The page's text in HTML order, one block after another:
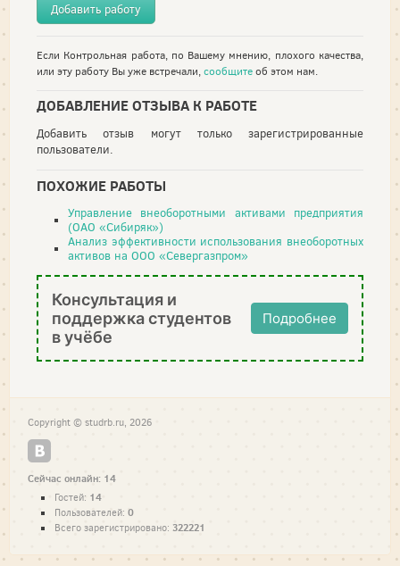
Добавить работу
Если Контрольная работа, по Вашему мнению, плохого качества,
или эту работу Вы уже встречали,сообщитеоб этом нам.
ДОБАВЛЕНИЕ ОТЗЫВА К РАБОТЕ
Добавить отзыв могут только зарегистрированные
пользователи.
ПОХОЖИЕ РАБОТЫ
Управление внеоборотными активами предприятия
(ОАО «Сибиряк»)
Анализ эффективности использования внеоборотных
активов на ООО «Севергазпром»
Консультация и
поддержка студентов
в учёбе
Подробнее
Copyright © studrb.ru, 2026
Сейчас онлайн: 14
Гостей: 14
Пользователей: 0
Всего зарегистрировано: 322221